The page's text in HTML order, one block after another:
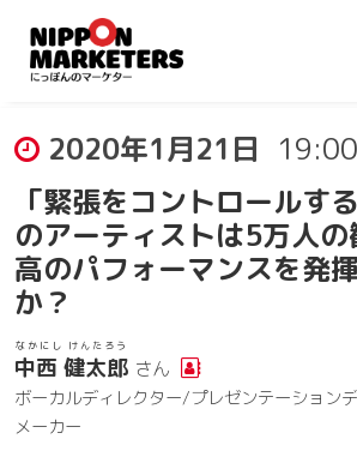
2020年1月21日
「緊張をコントロールす
のアーティストは5万人
高のパフォーマンスを発
か？
中西 健太郎
なかにし けんたろう
さん
ボーカルディレクター/プレゼンテーション
メーカー